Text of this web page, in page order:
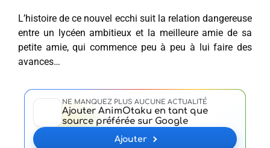
L’histoire de ce nouvel ecchi suit la relation dangereuse
entre un lycéen ambitieux et la meilleure amie de sa
petite amie, qui commence peu à peu à lui faire des
avances…
NE MANQUEZ PLUS AUCUNE ACTUALITÉ
Ajouter AnimOtaku en tant que
source préférée sur Google
Ajouter